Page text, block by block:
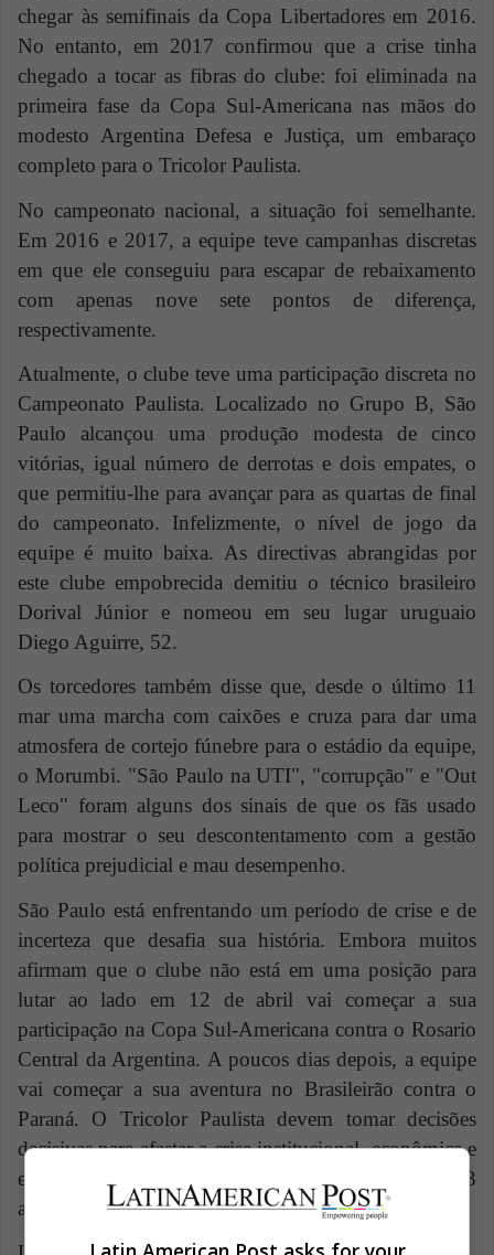
chegar às semifinais da Copa Libertadores em 2016.
No entanto, em 2017 confirmou que a crise tinha
chegado a tocar as fibras do clube: foi eliminada na
primeira fase da Copa Sul-Americananas mãos do
modesto Argentina Defesa e Justiça, um embaraço
completo para o Tricolor Paulista.
No campeonato nacional, a situação foi semelhante.
Em 2016 e 2017, a equipe teve campanhas discretas
em que ele conseguiu para escapar de rebaixamento
com apenas nove sete pontos de diferença,
respectivamente.
Atualmente, o clube teve uma participação discreta no
Campeonato Paulista. Localizado no Grupo B, São
Paulo alcançou uma produção modesta de cinco
vitórias, igual número de derrotas e dois empates, o
que permitiu-lhepara avançar para as quartas de final
do campeonato. Infelizmente, o nível de jogo da
equipe é muito baixa. As directivas abrangidas por
este clube empobrecida demitiu o técnico brasileiro
Dorival Júnior e nomeou em seu lugar uruguaio
Diego Aguirre, 52.
Os torcedores também disse que, desde o último 11
mar uma marcha com caixões e cruza para dar uma
atmosfera de cortejo fúnebre para o estádio da equipe,
o Morumbi. "São Paulo na UTI", "corrupção" e "Out
Leco" foram alguns dos sinais de que os fãs usado
para mostrar o seu descontentamento com a gestão
política prejudicial e mau desempenho.
São Paulo está enfrentando um período de crise e de
incerteza que desafia sua história. Embora muitos
afirmam que o clube não está em uma posição para
lutar ao lado em 12 de abril vai começar a sua
participação na Copa Sul-Americana contra o Rosario
Central da Argentina. A poucos dias depois, a equipe
vai começar a sua aventura no Brasileirão contra o
Paraná. O Tricolor Paulista devem tomar decisões
decisivas para afastar a crise institucional, econômica e
esporte que leva sangrando o clube por mais de 3
anos.